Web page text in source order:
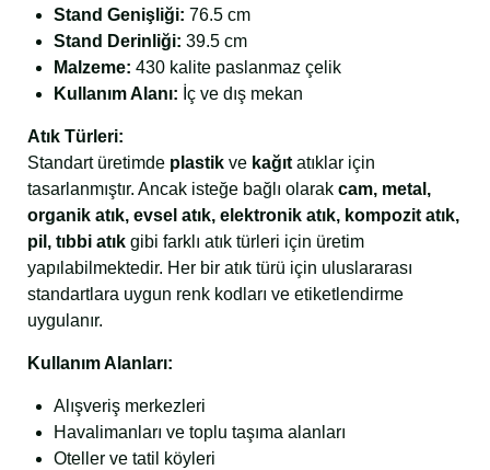
Stand Genişliği: 76.5 cm
Stand Derinliği: 39.5 cm
Malzeme: 430 kalite paslanmaz çelik
Kullanım Alanı: İç ve dış mekan
Atık Türleri:
Standart üretimde plastik ve kağıt atıklar için
tasarlanmıştır. Ancak isteğe bağlı olarak cam, metal,
organik atık, evsel atık, elektronik atık, kompozit atık,
pil, tıbbi atık gibi farklı atık türleri için üretim
yapılabilmektedir. Her bir atık türü için uluslararası
standartlara uygun renk kodları ve etiketlendirme
uygulanır.
Kullanım Alanları:
Alışveriş merkezleri
Havalimanları ve toplu taşıma alanları
Oteller ve tatil köyleri